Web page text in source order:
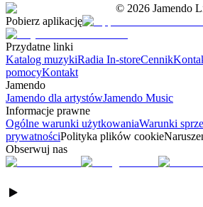
© 2026 Jamendo
Pobierz aplikację
Przydatne linki
Katalog muzykiRadia In-storeCennik
pomocyKontakt
Jamendo
Jamendo dla artystówJamendo Music
Informacje prawne
Ogólne warunki użytkowaniaWarunki
prywatnościPolityka plików cookie
Obserwuj nas